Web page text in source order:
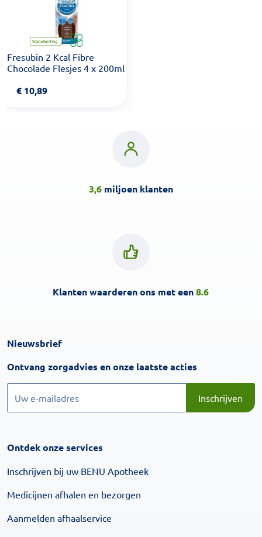
Fresubin 2 Kcal Fibre
Chocolade Flesjes 4 x 200ml
€ 10,89
3,6miljoen klanten
Klanten waarderen ons met een8.6
Nieuwsbrief
Ontvang zorgadvies en onze laatste acties
Inschrijven
Ontdek onze services
Inschrijven bij uw BENU Apotheek
Medicijnen afhalen en bezorgen
Aanmelden afhaalservice